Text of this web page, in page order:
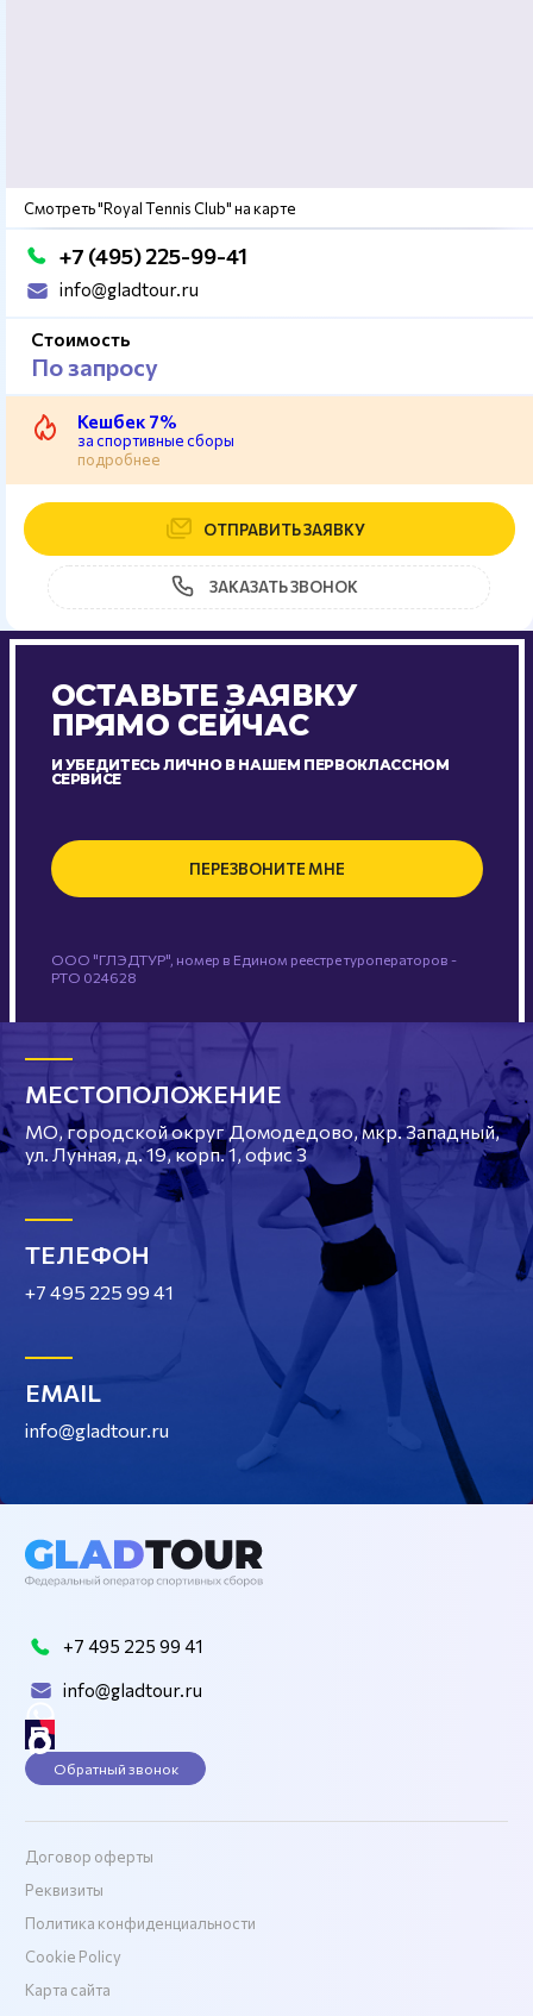
Смотреть "Royal Tennis Club" на карте
+7 (495) 225-99-41
info@gladtour.ru
Стоимость
По запросу
Кешбек 7%
за спортивные сборы
подробнее
ОТПРАВИТЬ ЗАЯВКУ
ЗАКАЗАТЬ ЗВОНОК
ОСТАВЬТЕ ЗАЯВКУ
ПРЯМО СЕЙЧАС
И УБЕДИТЕСЬ ЛИЧНО В НАШЕМ ПЕРВОКЛАССНОМ
СЕРВИСЕ
ПЕРЕЗВОНИТЕ МНЕ
ООО "ГЛЭДТУР", номер в Едином реестре туроператоров -
РТО 024628
МЕСТОПОЛОЖЕНИЕ
МО, городской округ Домодедово, мкр. Западный,
ул. Лунная, д. 19, корп. 1, офис 3
ТЕЛЕФОН
+7 495 225 99 41
EMAIL
info@gladtour.ru
+7 495 225 99 41
info@gladtour.ru
Обратный звонок
Договор оферты
Реквизиты
Политика конфиденциальности
Cookie Policy
Карта сайта